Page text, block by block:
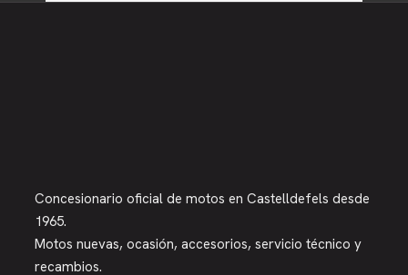
Concesionario oficial de motos en Castelldefels desde
1965.
Motos nuevas, ocasión, accesorios, servicio técnico y
recambios.